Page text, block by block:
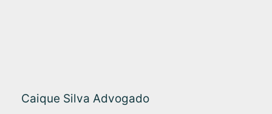
Caique Silva Advogado